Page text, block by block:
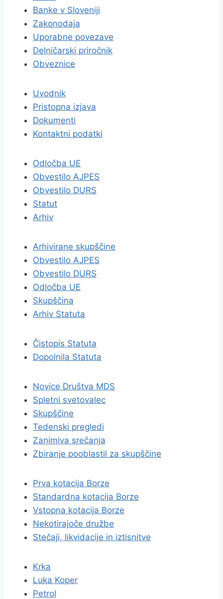
Banke v Sloveniji
Zakonodaja
Uporabne povezave
Delničarski priročnik
Obveznice
Uvodnik
Pristopna izjava
Dokumenti
Kontaktni podatki
Odločba UE
Obvestilo AJPES
Obvestilo DURS
Statut
Arhiv
Arhivirane skupščine
Obvestilo AJPES
Obvestilo DURS
Odločba UE
Skupščina
Arhiv Statuta
Čistopis Statuta
Dopolnila Statuta
Novice Društva MDS
Spletni svetovalec
Skupščine
Tedenski pregledi
Zanimiva srečanja
Zbiranje pooblastil za skupščine
Prva kotacija Borze
Standardna kotacija Borze
Vstopna kotacija Borze
Nekotirajoče družbe
Stečaji, likvidacije in iztisnitve
Krka
Luka Koper
Petrol